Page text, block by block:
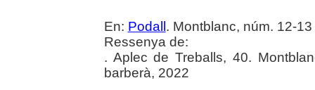
En: Podall . Montblanc, núm. 12-
Ressenya de:
. Aplec de Treballs, 40.
barberà, 2022